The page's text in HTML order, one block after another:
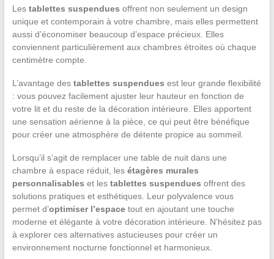
Les tablettes suspendues offrent non seulement un design
unique et contemporain à votre chambre, mais elles permettent
aussi d’économiser beaucoup d’espace précieux. Elles
conviennent particulièrement aux chambres étroites où chaque
centimètre compte.
L’avantage des tablettes suspendues est leur grande flexibilité
: vous pouvez facilement ajuster leur hauteur en fonction de
votre lit et du reste de la décoration intérieure. Elles apportent
une sensation aérienne à la pièce, ce qui peut être bénéfique
pour créer une atmosphère de détente propice au sommeil.
Lorsqu’il s’agit de remplacer une table de nuit dans une
chambre à espace réduit, les étagères murales
personnalisables et les tablettes suspendues offrent des
solutions pratiques et esthétiques. Leur polyvalence vous
permet d’optimiser l’espacetout en ajoutant une touche
moderne et élégante à votre décoration intérieure. N’hésitez pas
à explorer ces alternatives astucieuses pour créer un
environnement nocturne fonctionnel et harmonieux.